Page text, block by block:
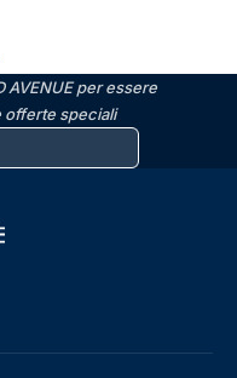
AVENUE per essere
offerte speciali